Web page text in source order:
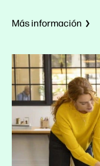
Más información